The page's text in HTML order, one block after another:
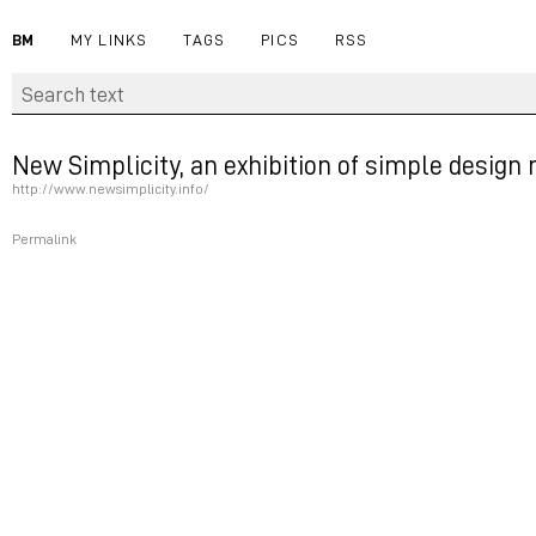
BM MY LINKS TAGS PICS RSS
New Simplicity, an exhibition of simple design
http://www.newsimplicity.info/
Permalink